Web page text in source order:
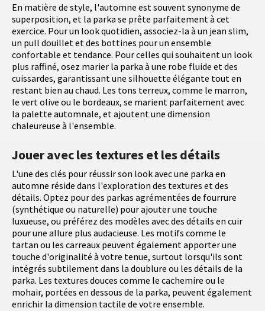
En matière de style, l'automne est souvent synonyme de
superposition, et la parka se prête parfaitement à cet
exercice. Pour un look quotidien, associez-la à un jean slim,
un pull douillet et des bottines pour un ensemble
confortable et tendance. Pour celles qui souhaitent un look
plus raffiné, osez marier la parka à une robe fluide et des
cuissardes, garantissant une silhouette élégante tout en
restant bien au chaud. Les tons terreux, comme le marron,
le vert olive ou le bordeaux, se marient parfaitement avec
la palette automnale, et ajoutent une dimension
chaleureuse à l'ensemble.
Jouer avec les textures et les détails
L'une des clés pour réussir son look avec une parka en
automne réside dans l'exploration des textures et des
détails. Optez pour des parkas agrémentées de fourrure
(synthétique ou naturelle) pour ajouter une touche
luxueuse, ou préférez des modèles avec des détails en cuir
pour une allure plus audacieuse. Les motifs comme le
tartan ou les carreaux peuvent également apporter une
touche d'originalité à votre tenue, surtout lorsqu'ils sont
intégrés subtilement dans la doublure ou les détails de la
parka. Les textures douces comme le cachemire ou le
mohair, portées en dessous de la parka, peuvent également
enrichir la dimension tactile de votre ensemble.